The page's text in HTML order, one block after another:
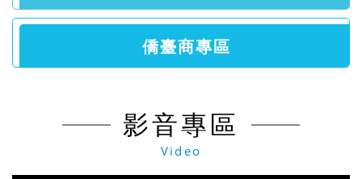
僑臺商專區
影音專區
Video